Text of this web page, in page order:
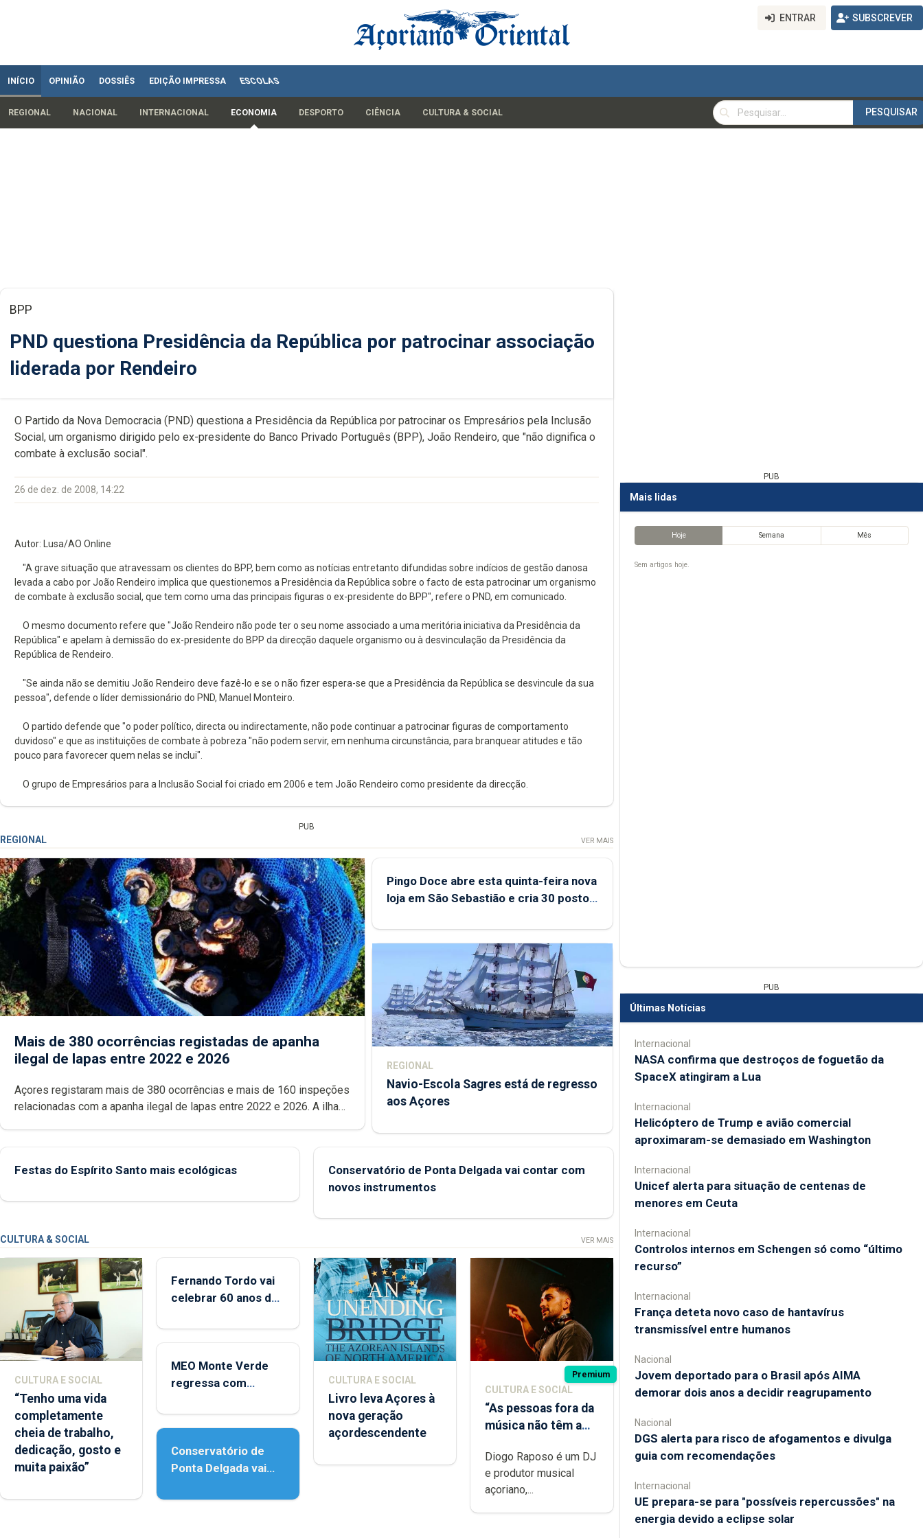
ENTRAR SUBSCREVER
INÍCIO OPINIÃO DOSSIÊS EDIÇÃO IMPRESSA ESCOLAS
REGIONAL NACIONAL INTERNACIONAL ECONOMIA DESPORTO CIÊNCIA CULTURA & SOCIAL
PESQUISAR
PESQUISAR
BPP
PND questiona Presidência da República por patrocinar associação
liderada por Rendeiro
O Partido da Nova Democracia (PND) questiona a Presidência da República por patrocinar os Empresários pela Inclusão
Social, um organismo dirigido pelo ex-presidente do Banco Privado Português (BPP), João Rendeiro, que "não dignifica o
combate à exclusão social".
26 de dez. de 2008, 14:22
Autor: Lusa/AO Online
"A grave situação que atravessam os clientes do BPP, bem como as notícias entretanto difundidas sobre indícios de gestão danosa
levada a cabo por João Rendeiro implica que questionemos a Presidência da República sobre o facto de esta patrocinar um organismo
de combate à exclusão social, que tem como uma das principais figuras o ex-presidente do BPP", refere o PND, em comunicado.
O mesmo documento refere que "João Rendeiro não pode ter o seu nome associado a uma meritória iniciativa da Presidência da
República" e apelam à demissão do ex-presidente do BPP da direcção daquele organismo ou à desvinculação da Presidência da
República de Rendeiro.
"Se ainda não se demitiu João Rendeiro deve fazê-lo e se o não fizer espera-se que a Presidência da República se desvincule da sua
pessoa", defende o líder demissionário do PND, Manuel Monteiro.
O partido defende que "o poder político, directa ou indirectamente, não pode continuar a patrocinar figuras de comportamento
duvidoso" e que as instituições de combate à pobreza "não podem servir, em nenhuma circunstância, para branquear atitudes e tão
pouco para favorecer quem nelas se inclui".
O grupo de Empresários para a Inclusão Social foi criado em 2006 e tem João Rendeiro como presidente da direcção.
PUB
REGIONAL VER MAIS
Mais de 380 ocorrências registadas de apanha
ilegal de lapas entre 2022 e 2026
Açores registaram mais de 380 ocorrências e mais de 160 inspeções
relacionadas com a apanha ilegal de lapas entre 2022 e 2026. A ilha
Pingo Doce abre esta quinta-feira nova
loja em São Sebastião e cria 30 postos
REGIONAL
Navio-Escola Sagres está de regresso
aos Açores
Festas do Espírito Santo mais ecológicas
Conservatório de Ponta Delgada vai contar com
novos instrumentos
CULTURA & SOCIAL VER MAIS
CULTURA E SOCIAL
“Tenho uma vida
completamente
cheia de trabalho,
dedicação, gosto e
muita paixão”
Fernando Tordo vai
celebrar 60 anos de
Micaelense
MEO Monte Verde
regressa com
acessibilidade
Conservatório de
Ponta Delgada vai
instrumentos
CULTURA E SOCIAL
Livro leva Açores à
nova geração
açordescendente
Premium
CULTURA E SOCIAL
“As pessoas fora da
música não têm a
difícil é produzir
uma música”
Diogo Raposo é um DJ
e produtor musical
açoriano,...
PUB
Mais lidas
Hoje Semana Mês
Sem artigos hoje.
PUB
Últimas Notícias
Internacional
NASA confirma que destroços de foguetão da
SpaceX atingiram a Lua
Internacional
Helicóptero de Trump e avião comercial
aproximaram-se demasiado em Washington
Internacional
Unicef alerta para situação de centenas de
menores em Ceuta
Internacional
Controlos internos em Schengen só como “último
recurso”
Internacional
França deteta novo caso de hantavírus
transmissível entre humanos
Nacional
Jovem deportado para o Brasil após AIMA
demorar dois anos a decidir reagrupamento
Nacional
DGS alerta para risco de afogamentos e divulga
guia com recomendações
Internacional
UE prepara-se para "possíveis repercussões" na
energia devido a eclipse solar